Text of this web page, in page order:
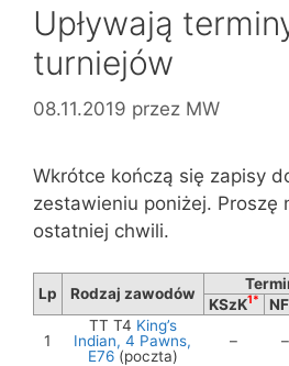
Upływają
turniejów
08.11.2019 przez MW
Wkrótce kończą się zapisy
zestawieniu poniżej. Proszę
ostatniej chwili.
Lp Rodzaj zawodów
KSzK1* NF
1
TT T4 King’s
Indian, 4 Pawns,
E76(poczta)
– –